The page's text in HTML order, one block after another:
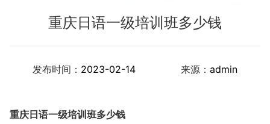
重庆日语一级培训班多少钱
发布时间： 2023-02-14 来源：admin
重庆日语一级培训班多少钱